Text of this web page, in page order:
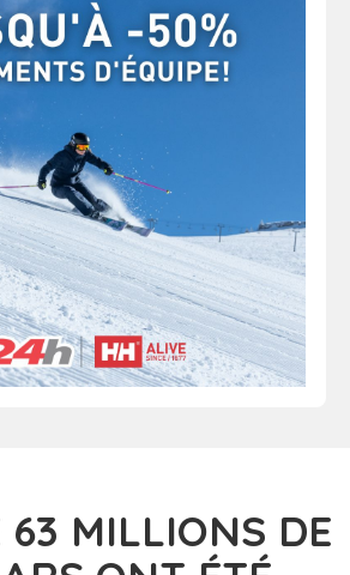
63 MILLIONS DE